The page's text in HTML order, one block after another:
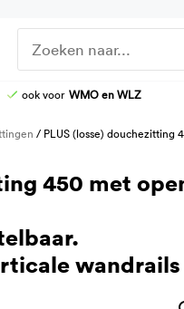
ook voor WMO en WLZ
/ PLUS (losse) douchezitting
450 met